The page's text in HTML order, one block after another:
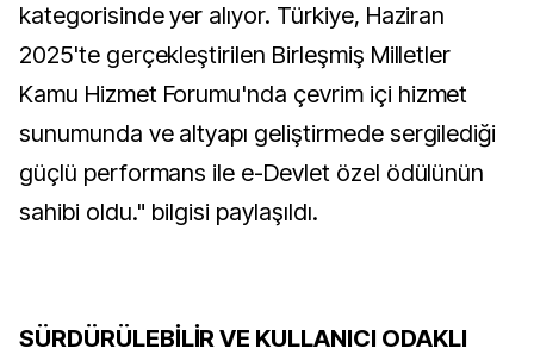
kategorisinde yer alıyor. Türkiye, Haziran
2025'te gerçekleştirilen Birleşmiş Milletler
Kamu Hizmet Forumu'nda çevrim içi hizmet
sunumunda ve altyapı geliştirmede sergilediği
güçlü performans ile e-Devlet özel ödülünün
sahibi oldu." bilgisi paylaşıldı.
SÜRDÜRÜLEBİLİR VE KULLANICI ODAKLI